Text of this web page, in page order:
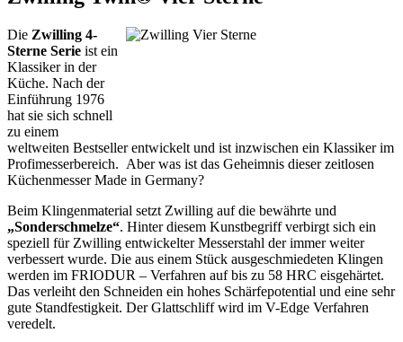
Die Zwilling 4-
Sterne Serie ist ein
Klassiker in der
Küche. Nach der
Einführung 1976
hat sie sich schnell
zu einem
weltweiten Bestseller entwickelt und ist inzwischen ein Klassiker im
Profimesserbereich. Aber was ist das Geheimnis dieser zeitlosen
Küchenmesser Made in Germany?
Beim Klingenmaterial setzt Zwilling auf die bewährte und
„Sonderschmelze“. Hinter diesem Kunstbegriff verbirgt sich ein
speziell für Zwilling entwickelter Messerstahl der immer weiter
verbessert wurde. Die aus einem Stück ausgeschmiedeten Klingen
werden im FRIODUR – Verfahren auf bis zu 58 HRC eisgehärtet.
Das verleiht den Schneiden ein hohes Schärfepotential und eine sehr
gute Standfestigkeit. Der Glattschliff wird im V-Edge Verfahren
veredelt.